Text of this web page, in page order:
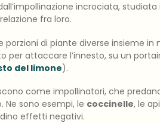
incrociata,
fra loro.
porzioni di piante diverse insieme in
per attaccare l’innesto, su un
del limone).
come impollinatori, che
Ne sono esempi, le coccinelle, le
effetti negativi.